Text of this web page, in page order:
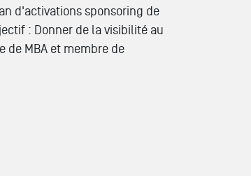
d'activations sponsoring de
: Donner de la visibilité au
de MBA et membre de